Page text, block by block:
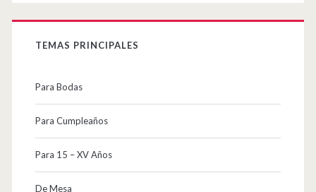
TEMAS PRINCIPALES
Para Bodas
Para Cumpleaños
Para 15 – XV Años
De Mesa